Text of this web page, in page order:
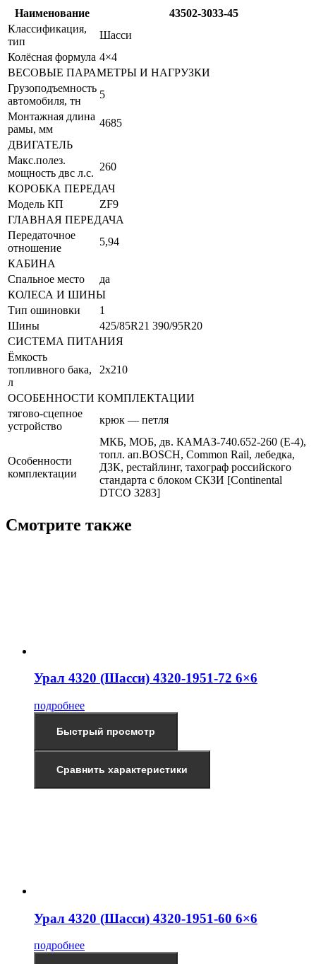
Наименование
43502-3033-45
Классификация,
тип
Шасси
Колёсная формула 4×4
ВЕСОВЫЕ ПАРАМЕТРЫ И НАГРУЗКИ
Грузоподъемность
автомобиля, тн
5
Монтажная длина
рамы, мм
4685
ДВИГАТЕЛЬ
Макс.полез.
мощность двс л.с.
260
КОРОБКА ПЕРЕДАЧ
Модель КП
ZF9
ГЛАВНАЯ ПЕРЕДАЧА
Передаточное
отношение
5,94
КАБИНА
Спальное место
да
КОЛЕСА И ШИНЫ
Тип ошиновки
1
Шины
425/85R21 390/95R20
СИСТЕМА ПИТАНИЯ
Ёмкость
топливного бака,
л
2х210
ОСОБЕННОСТИ КОМПЛЕКТАЦИИ
тягово-сцепное
устройство
крюк — петля
Особенности
комплектации
МКБ, МОБ, дв. КАМАЗ-740.652-260 (E-4),
топл. ап.BOSCH, Common Rail, лебедка,
ДЗК, рестайлинг, тахограф российского
стандарта с блоком СКЗИ [Continental
DTCO 3283]
Смотрите также
Урал 4320 (Шасси) 4320-1951-72 6×6
подробнее
Быстрый просмотр
Сравнить характеристики
Урал 4320 (Шасси) 4320-1951-60 6×6
подробнее